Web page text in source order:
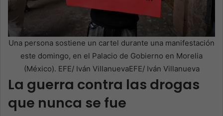
Una persona sostiene un cartel durante una manifestación
este domingo, en el Palacio de Gobierno en Morelia
(México). EFE/ Iván VillanuevaEFE/ Iván Villanueva
La guerra contra las drogas
que nunca se fue